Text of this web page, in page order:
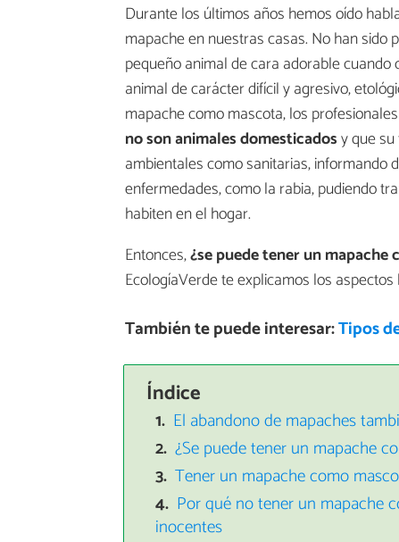
Durante los últimos años hemos oído
mapache en nuestras casas. No han
pequeño animal de cara adorable
animal de carácter difícil y agresivo,
mapache como mascota, los
no son animales domesticadosy que
ambientales como sanitarias, informando
enfermedades, como la rabia, pudiendo
habiten en el hogar.
Entonces,¿se puede tener un mapache
EcologíaVerde te explicamos los
También te puede interesar:Tipos
Índice
El abandono de mapaches
¿Se puede tener un mapache
Tener un mapache como
Por qué no tener un mapache
inocentes